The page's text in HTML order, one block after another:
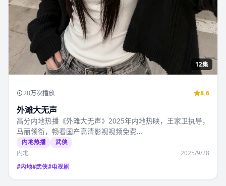
12集
20万次播放 8.6
外滩大无声
高分内地热播《外滩大无声》2025年内地热映，王家卫执导，
马丽领衔，畅看国产高清影视视频免费…
内地热播 武侠
内地 2025/9/28
#内地#武侠#电视剧